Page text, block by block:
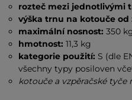
rozteč mezi jednotlivými
výška trnu na kotouče od
maximální nosnost:350
hmotnost:11,3 kg
kategorie použití: S (dle
všechny typy posiloven
kotouče a vzpěračské tyče